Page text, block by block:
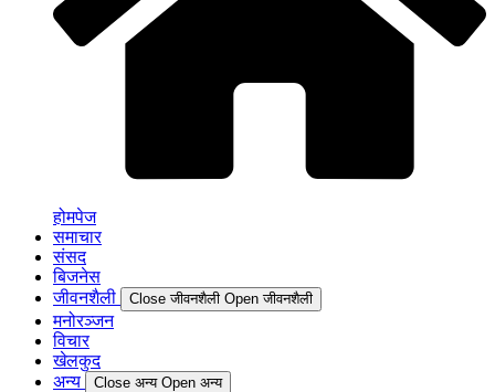
होमपेज
समाचार
संसद
बिजनेस
जीवनशैली
Close जीवनशैली Open जीवनशैली
मनोरञ्जन
विचार
खेलकुद
अन्य
Close अन्य Open अन्य